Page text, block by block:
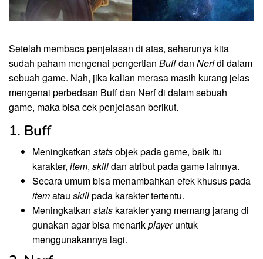
Setelah membaca penjelasan di atas, seharunya kita
sudah paham mengenai pengertian Buffdan Nerfdi dalam
sebuah game. Nah, jika kalian merasa masih kurang jelas
mengenai perbedaan Buff dan Nerf di dalam sebuah
game, maka bisa cek penjelasan berikut.
1. Buff
Meningkatkan statsobjek pada game, baik itu
karakter, item, skilldan atribut pada game lainnya.
Secara umum bisa menambahkan efek khusus pada
itematau skillpada karakter tertentu.
Meningkatkan stats karakter yang memang jarang di
gunakan agar bisa menarikplayeruntuk
menggunakannya lagi.